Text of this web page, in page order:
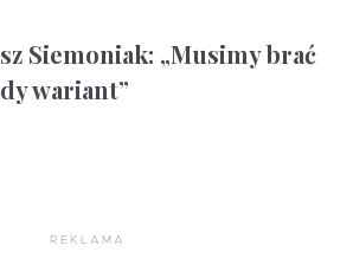
Siemoniak: „Musimy brać
wariant”
REKLAMA